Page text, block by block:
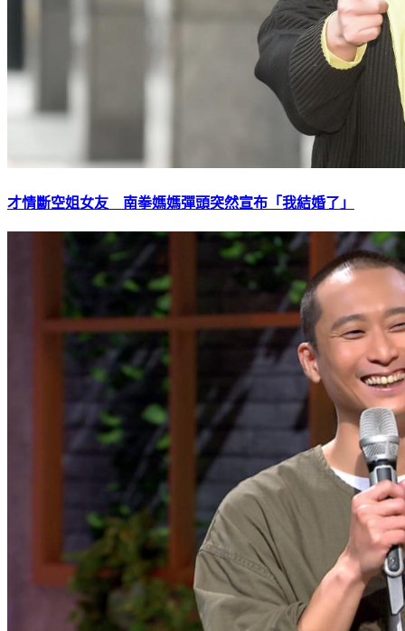
才情斷空姐女友 南拳媽媽彈頭突然宣布「我結婚了」